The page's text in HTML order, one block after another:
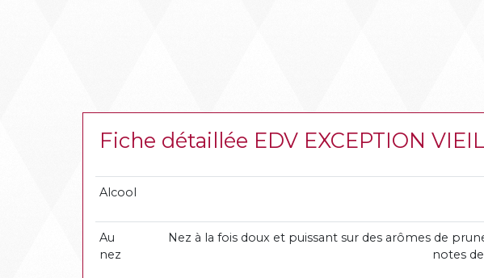
Fiche détaillée EDV EXCEPTION
Alcool
Au
nez
Nez à la fois doux et puissant sur des arômes de
notes